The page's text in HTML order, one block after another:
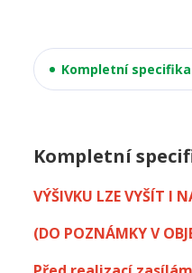
Kompletní
Kompletní
VÝŠIVKU LZE VYŠÍT I
(DO POZNÁMKY V